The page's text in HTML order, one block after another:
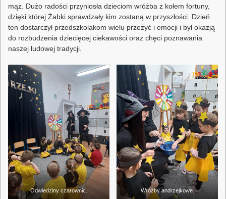
mąż. Dużo radości przyniosła dzieciom wróżba z kołem fortuny,
dzięki której Żabki sprawdzały kim zostaną w przyszłości. Dzień
ten dostarczył przedszkolakom wielu przeżyć i emocji i był okazją
do rozbudzenia dziecięcej ciekawości oraz chęci poznawania
naszej ludowej tradycji.
Odwiedziny czarownic. Wróżby andrzejkowe.